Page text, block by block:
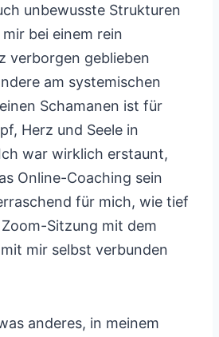
unbewusste Strukturen
bei einem rein
verborgen geblieben
am systemischen
Schamanen ist für
Herz und Seele in
war wirklich erstaunt,
Online-Coaching sein
für mich, wie tief
Sitzung mit dem
mir selbst verbunden
anderes, in meinem